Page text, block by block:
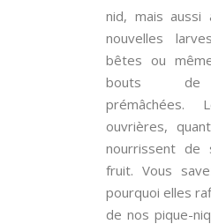
nid, mais aussi
nouvelles
bêtes ou
bouts de
prémâchées.
ouvrières,
nourrissent de
fruit. Vous
pourquoi elles
de nos pique-